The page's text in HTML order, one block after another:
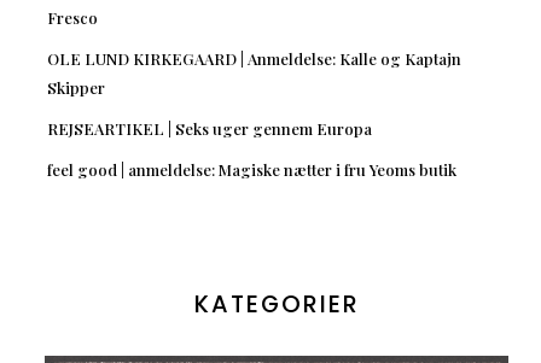
Fresco
OLE LUND KIRKEGAARD | Anmeldelse: Kalle og Kaptajn
Skipper
REJSEARTIKEL | Seks uger gennem Europa
feel good | anmeldelse: Magiske nætter i fru Yeoms butik
KATEGORIER